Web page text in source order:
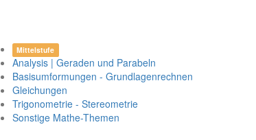
Mittelstufe
Analysis | Geraden und Parabeln
Basisumformungen - Grundlagenrechnen
Gleichungen
Trigonometrie - Stereometrie
Sonstige Mathe-Themen